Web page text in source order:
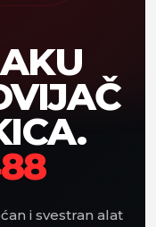
i svestran alat